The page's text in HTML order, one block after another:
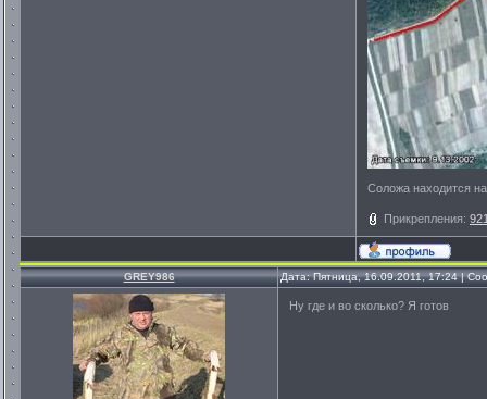
Соложа находится
Прикрепления:
GREY986 Дата: Пятница, 16.09.2011, 17:24 |
Ну где и во сколько? Я готов